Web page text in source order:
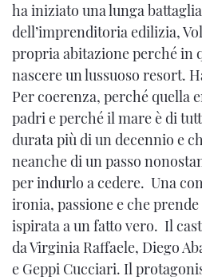
ha iniziato una lunga
dell’imprenditoria edilizia,
propria abitazione perché in
nascere un lussuoso resort.
Per coerenza, perché quella
padri e perché il mare è di
durata più di un decennio e
neanche di un passo
per indurlo a cedere. Una
ironia, passione e che
ispirata a un fatto vero. Il
da Virginia Raffaele, Diego
e Geppi Cucciari. Il